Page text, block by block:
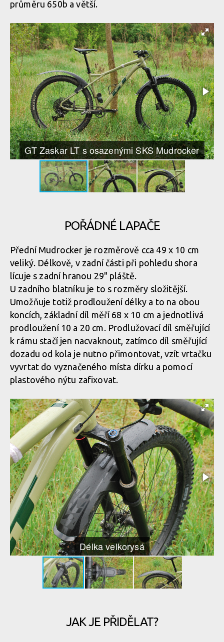
průměru 650b a větší.
GT Zaskar LT s osazenými SKS Mudrocker
POŘÁDNÉ LAPAČE
Přední Mudrocker je rozměrově cca 49 x 10 cm
veliký. Délkově, v zadní části při pohledu shora
lícuje s zadní hranou 29" pláště.
U zadního blatníku je to s rozměry složitější.
Umožňuje totiž prodloužení délky a to na obou
koncích, základní díl měří 68 x 10 cm a jednotlivá
prodloužení 10 a 20 cm. Prodlužovací díl směřující
k rámu stačí jen nacvaknout, zatímco díl směřující
dozadu od kola je nutno přimontovat, vzít vrtačku
vyvrtat do vyznačeného místa dírku a pomocí
plastového nýtu zafixovat.
Délka velkorysá
JAK JE PŘIDĚLAT?